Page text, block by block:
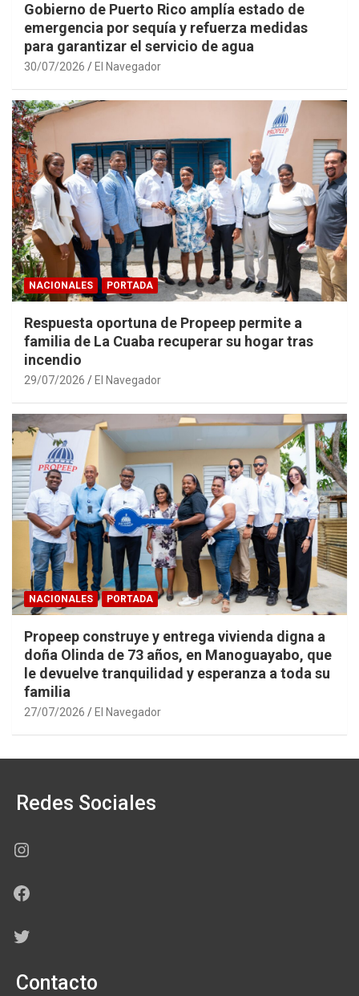
Gobierno de Puerto Rico amplía estado de
emergencia por sequía y refuerza medidas
para garantizar el servicio de agua
30/07/2026 El Navegador
NACIONALES PORTADA
Respuesta oportuna de Propeep permite a
familia de La Cuaba recuperar su hogar tras
incendio
29/07/2026 El Navegador
NACIONALES PORTADA
Propeep construye y entrega vivienda digna a
doña Olinda de 73 años, en Manoguayabo, que
le devuelve tranquilidad y esperanza a toda su
familia
27/07/2026 El Navegador
Redes Sociales
Instagram
Facebook
Twitter
Contacto